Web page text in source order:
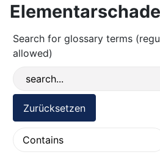
Search for glossary terms
allowed)